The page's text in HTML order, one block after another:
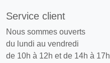
Service client
Nous sommes ouverts
du lundi au vendredi
de 10h à 12h et de 14h à 17h